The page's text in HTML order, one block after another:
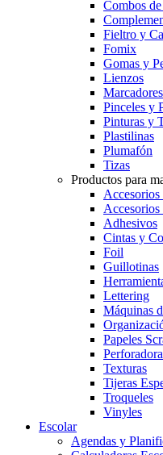
Combos
Fieltro y
Fomix
Gomas y
Lienzos
Pinceles y
Pinturas y
Plastilinas
Plumafón
Tizas
Productos para
Accesorios
Accesorios
Adhesivos
Cintas y
Foil
Guillotinas
Lettering
Máquinas
Papeles
Texturas
Tijeras
Troqueles
Vinyles
Escolar
Agendas y